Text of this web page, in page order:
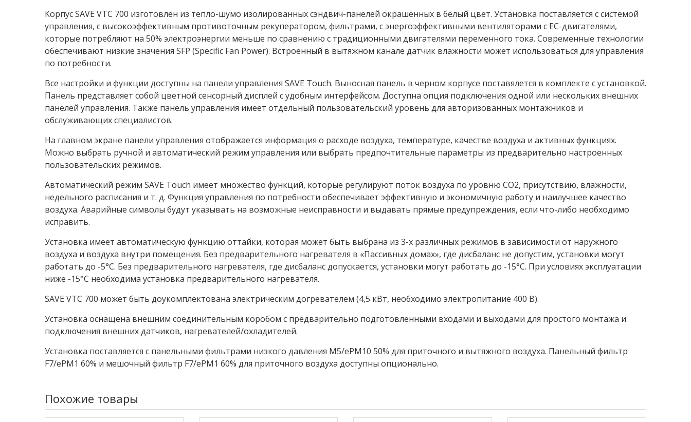
Корпус SAVE VTC 700 изготовлен из тепло-шумо изолированных сэндвич-панелей окрашенных в белый цвет. Установка поставляется с системой
управления, с высокоэффективным противоточным рекуператором, фильтрами, с энергоэффективными вентиляторами с EC-двигателями,
которые потребляют на 50% электроэнергии меньше по сравнению с традиционными двигателями переменного тока. Современные технологии
обеспечивают низкие значения SFP (Specific Fan Power). Встроенный в вытяжном канале датчик влажности может использоваться для управления
по потребности.
Все настройки и функции доступны на панели управления SAVE Touch. Выносная панель в черном корпусе поставялется в комплекте с установкой.
Панель представляет собой цветной сенсорный дисплей с удобным интерфейсом. Доступна опция подключения одной или нескольких внешних
панелей управления. Также панель управления имеет отдельный пользовательский уровень для авторизованных монтажников и
обслуживающих специалистов.
На главном экране панели управления отображается информация о расходе воздуха, температуре, качестве воздуха и активных функциях.
Можно выбрать ручной и автоматический режим управления или выбрать предпочтительные параметры из предварительно настроенных
пользовательских режимов.
Автоматический режим SAVE Touch имеет множество функций, которые регулируют поток воздуха по уровню СО2, присутствию, влажности,
недельного расписания и т. д. Функция управления по потребности обеспечивает эффективную и экономичную работу и наилучшее качество
воздуха. Аварийные символы будут указывать на возможные неисправности и выдавать прямые предупреждения, если что-либо необходимо
исправить.
Установка имеет автоматическую функцию оттайки, которая может быть выбрана из 3-х различных режимов в зависимости от наружного
воздуха и воздуха внутри помещения. Без предварительного нагревателя в «Пассивных домах», где дисбаланс не допустим, установки могут
работать до -5°C. Без предварительного нагревателя, где дисбаланс допускается, установки могут работать до -15°C. При условиях эксплуатации
ниже -15°C необходима установка предварительного нагревателя.
SAVE VTC 700 может быть доукомплектована электрическим догревателем (4,5 кВт, необходимо электропитание 400 В).
Установка оснащена внешним соединительным коробом с предварительно подготовленными входами и выходами для простого монтажа и
подключения внешних датчиков, нагревателей/охладителей.
Установка поставляется с панельными фильтрами низкого давления M5/ePM10 50% для приточного и вытяжного воздуха. Панельный фильтр
F7/ePM1 60% и мешочный фильтр F7/ePM1 60% для приточного воздуха доступны опционально.
Похожие товары